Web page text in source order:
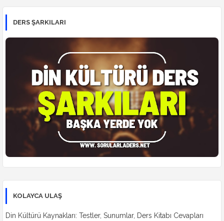
DERS ŞARKILARI
KOLAYCA ULAŞ
Din Kültürü Kaynakları: Testler, Sunumlar, Ders Kitabı Cevapları